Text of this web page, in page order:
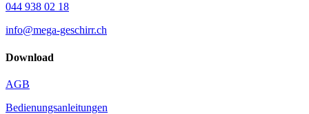
044 938 02 18
info@mega-geschirr.ch
Download
AGB
Bedienungsanleitungen